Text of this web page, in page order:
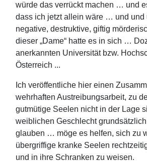
würde das verrückt machen … und
dass ich jetzt allein wäre … und
negative, destruktive, giftig
dieser „Dame“ hatte es in sich …
anerkannten Universität bzw.
Österreich ...
Ich veröffentliche hier einen
wehrhaften Austreibungsarbeit, zu
gutmütige Seelen nicht in der Lage
weiblichen Geschlecht
glauben … möge es helfen, sich zu
übergriffige kranke Seelen
und in ihre Schranken zu weisen.